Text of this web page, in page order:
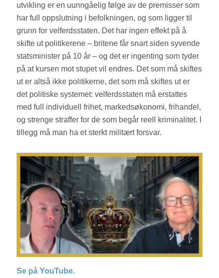
utvikling er en uunngåelig følge av de premisser som
har full oppslutning i befolkningen, og som ligger til
grunn for velferdsstaten. Det har ingen effekt på å
skifte ut politikerene – britene får snart siden syvende
statsminister på 10 år – og det er ingenting som tyder
på at kursen mot stupet vil endres. Det som må skiftes
ut er altså ikke politikerne, det som må skiftes ut er
det politiske systemet: velferdsstaten må erstattes
med full individuell frihet, markedsøkonomi, frihandel,
og strenge straffer for de som begår reell kriminalitet. I
tillegg må man ha et sterkt militært forsvar.
Se på YouTube.